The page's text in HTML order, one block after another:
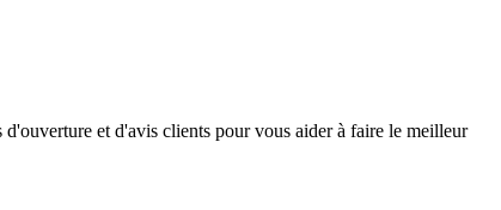
d'ouverture et d'avis clients pour vous aider à faire le meilleur